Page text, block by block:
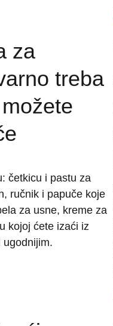
za
treba
četkicu i pastu za
ručnik i papuče koje
za usne, kreme za
kojoj ćete izaći iz
ugodnijim.